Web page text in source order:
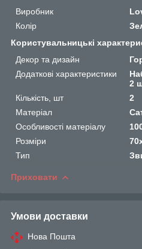
Виробник
Колір
Користувальницькі
Декор та дизайн
Додаткові характеристики
2
Кількість, шт
2
Матеріал
Особливості матеріалу
Розміри
Тип
Приховати
Умови доставки
Нова Пошта